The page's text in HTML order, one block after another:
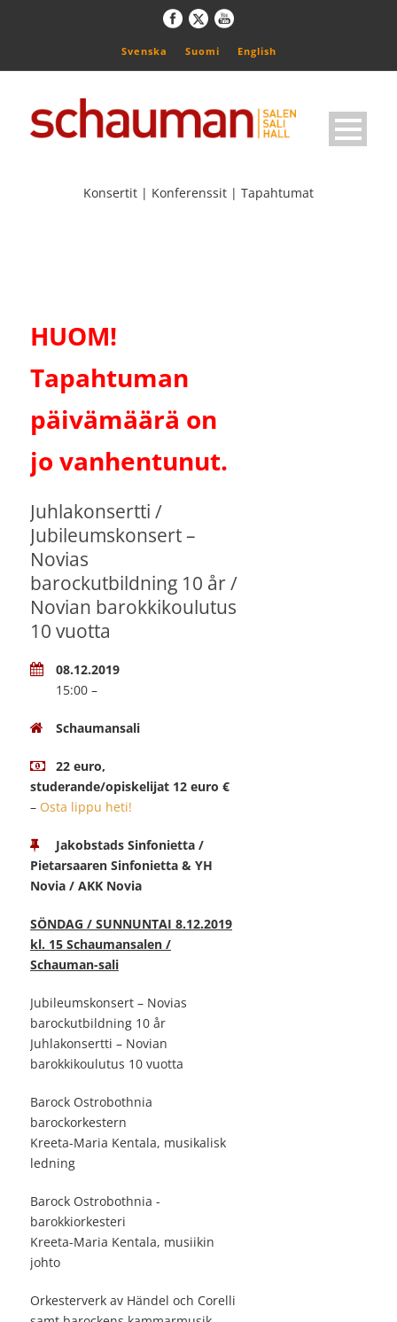
Svenska Suomi English
Konsertit | Konferenssit | Tapahtumat
HUOM!
Tapahtuman
päivämäärä on
jo vanhentunut.
Juhlakonsertti /
Jubileumskonsert –
Novias
barockutbildning 10 år /
Novian barokkikoulutus
10 vuotta
08.12.2019
15:00 –
Schaumansali
22 euro,
studerande/opiskelijat 12 euro €
– Osta lippu heti!
Jakobstads Sinfonietta /
Pietarsaaren Sinfonietta & YH
Novia / AKK Novia
SÖNDAG / SUNNUNTAI 8.12.2019
kl. 15 Schaumansalen /
Schauman-sali
Jubileumskonsert – Novias
barockutbildning 10 år
Juhlakonsertti – Novian
barokkikoulutus 10 vuotta
Barock Ostrobothnia
barockorkestern
Kreeta-Maria Kentala, musikalisk
ledning
Barock Ostrobothnia -
barokkiorkesteri
Kreeta-Maria Kentala, musiikin
johto
Orkesterverk av Händel och Corelli